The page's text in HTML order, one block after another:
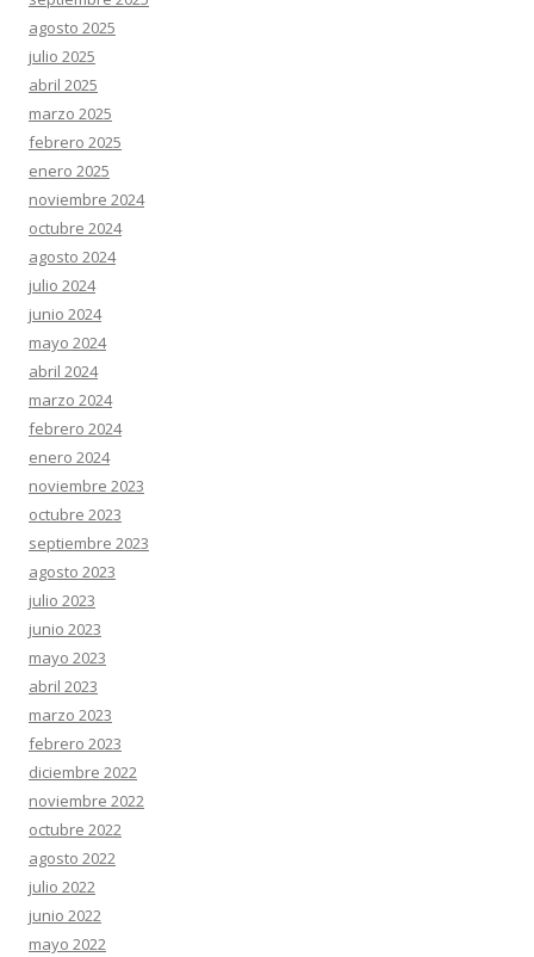
agosto 2025
julio 2025
abril 2025
marzo 2025
febrero 2025
enero 2025
noviembre 2024
octubre 2024
agosto 2024
julio 2024
junio 2024
mayo 2024
abril 2024
marzo 2024
febrero 2024
enero 2024
noviembre 2023
octubre 2023
septiembre 2023
agosto 2023
julio 2023
junio 2023
mayo 2023
abril 2023
marzo 2023
febrero 2023
diciembre 2022
noviembre 2022
octubre 2022
agosto 2022
julio 2022
junio 2022
mayo 2022